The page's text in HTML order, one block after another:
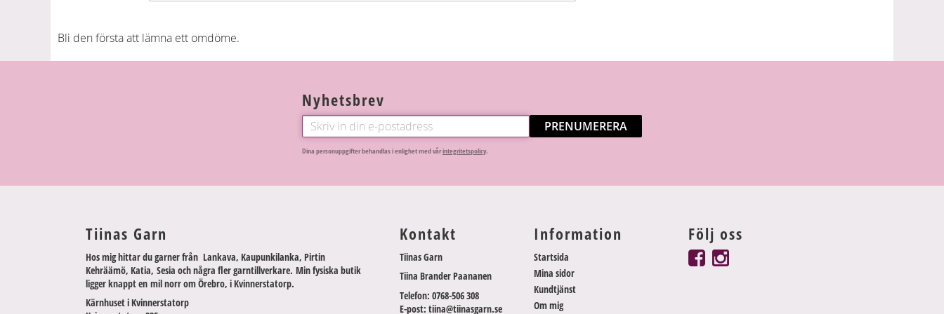
Bli den första att lämna ett omdöme.
Nyhetsbrev
PRENUMERERA
Dina personuppgifter behandlas i enlighet med vårintegritetspolicy.
Tiinas Garn
Hos mig hittar du garner från Lankava, Kaupunkilanka, Pirtin
Kehräämö, Katia, Sesia och några fler garntillverkare. Min fysiska butik
ligger knappt en mil norr om Örebro, i Kvinnerstatorp.
Kärnhuset i Kvinnerstatorp
Kontakt
Tiinas Garn
Tiina Brander Paananen
Telefon: 0768-506 308
E-post: tiina@tiinasgarn.se
Information
Startsida
Mina sidor
Kundtjänst
Om mig
Följ oss